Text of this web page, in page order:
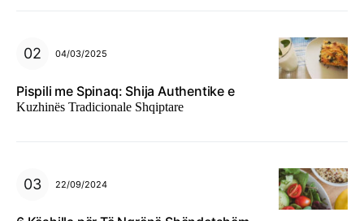
04/03/2025
Pispili me Spinaq: Shija Authentike e
Kuzhinës Tradicionale Shqiptare
22/09/2024